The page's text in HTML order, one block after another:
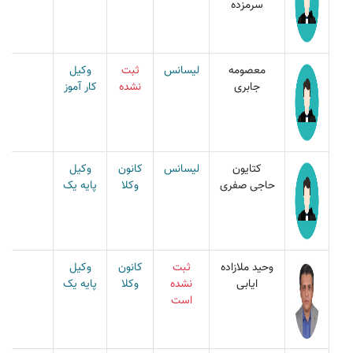
سرمزده
معصومه
جابری
لیسانس
ثبت
نشده
وکیل
کار آموز
کتایون
حاجی صفری
لیسانس
کانون
وکلا
وکیل
پایه یک
وحید ملازاده
ایابی
ثبت
نشده
است
کانون
وکلا
وکیل
پایه یک